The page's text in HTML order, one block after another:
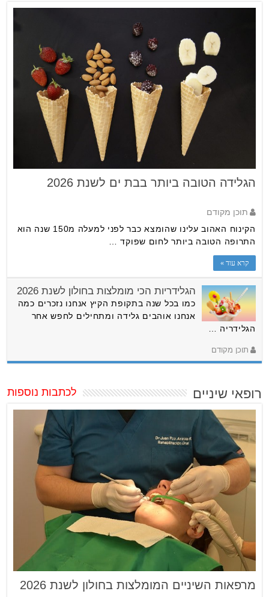
הגלידה הטובה ביותר בבת ים לשנת 2026
תוכן מקודם
הקינוח האהוב עלינו שהומצא כבר לפני למעלה מ150 שנה הוא
התרופה הטובה ביותר לחום שפוקד …
קרא עוד »
הגלידריות הכי מומלצות בחולון לשנת 2026
כמו בכל שנה בתקופת הקיץ אנחנו נזכרים כמה
אנחנו אוהבים גלידה ומתחילים לחפש אחר
הגלידריה …
תוכן מקודם
רופאי שיניים לכתבות נוספות
מרפאות השיניים המומלצות בחולון לשנת 2026